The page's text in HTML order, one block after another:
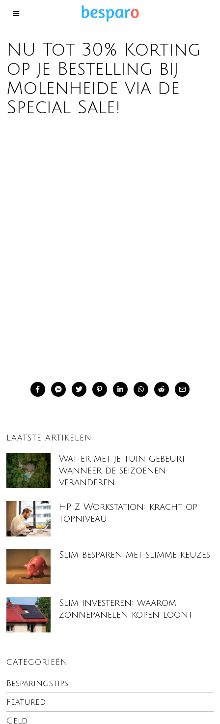
NU Tot 30% Korting
op je Bestelling bij
Molenheide via de
Special Sale!
LAATSTE ARTIKELEN
Wat er met je tuin gebeurt
wanneer de seizoenen
veranderen
HP Z Workstation: kracht op
topniveau
Slim besparen met slimme keuzes
Slim investeren: waarom
zonnepanelen kopen loont
CATEGORIEËN
Besparingstips
Featured
Geld